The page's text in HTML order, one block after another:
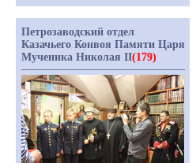
Петрозаводский отдел
Казачьего Конвоя Памяти Царя
Мученика Николая II(179)